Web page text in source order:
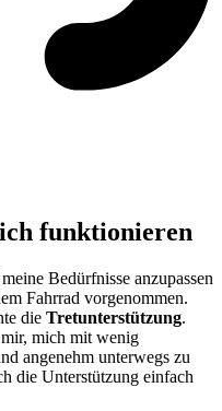
funktionieren
Bedürfnisse anzupassen
Fahrrad vorgenommen.
die Tretunterstützung.
mich mit wenig
angenehm unterwegs zu
die Unterstützung einfach